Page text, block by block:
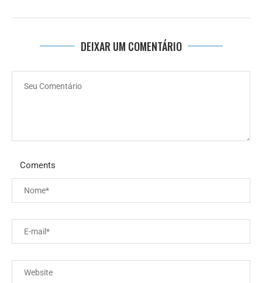
DEIXAR UM COMENTÁRIO
Coments